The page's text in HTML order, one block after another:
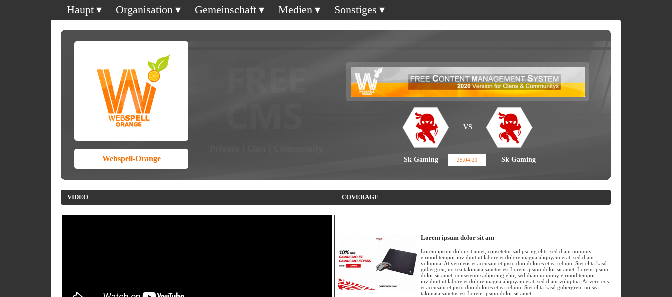
Haupt Organisation Gemeinschaft Medien Sonstiges
Webspell-Orange
VS
Sk Gaming 25.04.21 Sk Gaming
VIDEO COVERAGE
Lorem ipsum dolor sit am
Lorem ipsum dolor sit amet, consetetur sadipscing elitr, sed diam nonumy
eirmod tempor invidunt ut labore et dolore magna aliquyam erat, sed diam
voluptua. At vero eos et accusam et justo duo dolores et ea rebum. Stet clita kasd
gubergren, no sea takimata sanctus est Lorem ipsum dolor sit amet. Lorem ipsum
dolor sit amet, consetetur sadipscing elitr, sed diam nonumy eirmod tempor
invidunt ut labore et dolore magna aliquyam erat, sed diam voluptua. At vero eos
et accusam et justo duo dolores et ea rebum. Stet clita kasd gubergren, no sea
takimata sanctus est Lorem ipsum dolor sit amet.